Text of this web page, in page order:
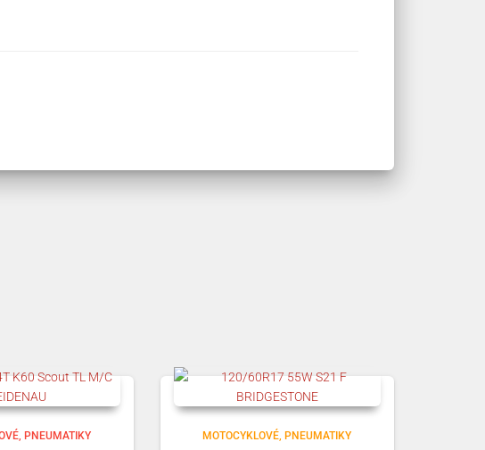
PNEUMATIKY MOTOCYKLOVÉ PNEUMATIKY